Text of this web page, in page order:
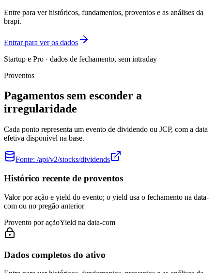
Entre para ver históricos, fundamentos, proventos e as análises da
brapi.
Entrar para ver os dados
Startup e Pro · dados de fechamento, sem intraday
Proventos
Pagamentos sem esconder a
irregularidade
Cada ponto representa um evento de dividendo ou JCP, com a data
efetiva disponível na base.
Fonte: /api/v2/stocks/dividends
Histórico recente de proventos
Valor por ação e yield do evento; o yield usa o fechamento na data-
com ou no pregão anterior
Provento por açãoYield na data-com
Dados completos do ativo